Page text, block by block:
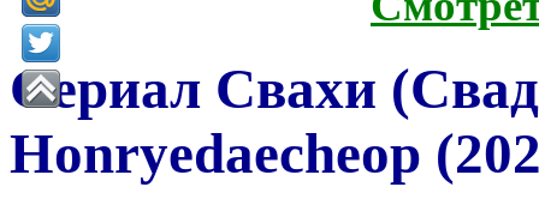
Сериал Свахи
Honryedaecheop